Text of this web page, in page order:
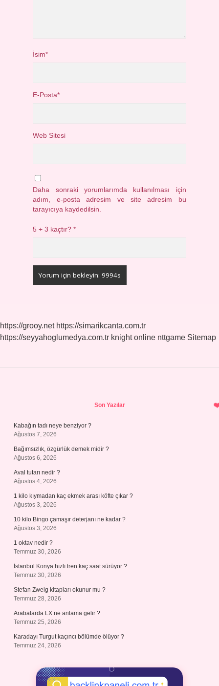
İsim*
E-Posta*
Web Sitesi
Daha sonraki yorumlarımda kullanılması için
adım, e-posta adresim ve site adresim bu
tarayıcıya kaydedilsin.
5 + 3 kaçtır?*
https://grooy.net https://simarikcanta.com.tr
https://seyyahoglumedya.com.tr knight online nttgame Sitemap
Son Yazılar
Kabağın tadı neye benziyor ?
Ağustos 7, 2026
Bağımsızlık, özgürlük demek midir ?
Ağustos 6, 2026
Aval tutarı nedir ?
Ağustos 4, 2026
1 kilo kıymadan kaç ekmek arası köfte çıkar ?
Ağustos 3, 2026
10 kilo Bingo çamaşır deterjanı ne kadar ?
Ağustos 3, 2026
1 oktav nedir ?
Temmuz 30, 2026
İstanbul Konya hızlı tren kaç saat sürüyor ?
Temmuz 30, 2026
Stefan Zweig kitapları okunur mu ?
Temmuz 28, 2026
Arabalarda LX ne anlama gelir ?
Temmuz 25, 2026
Karadayı Turgut kaçıncı bölümde ölüyor ?
Temmuz 24, 2026